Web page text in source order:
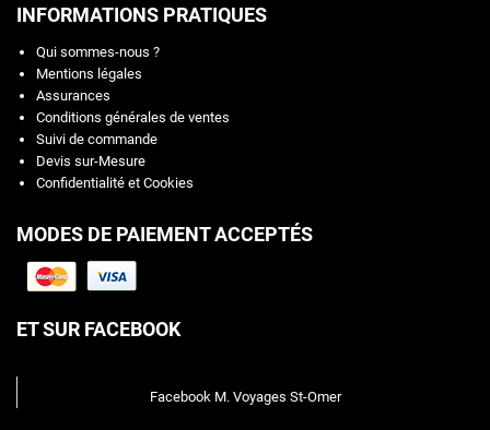
INFORMATIONS PRATIQUES
Qui sommes-nous ?
Mentions légales
Assurances
Conditions générales de ventes
Suivi de commande
Devis sur-Mesure
Confidentialité et Cookies
MODES DE PAIEMENT ACCEPTÉS
ET SUR FACEBOOK
Facebook M. Voyages St-Omer